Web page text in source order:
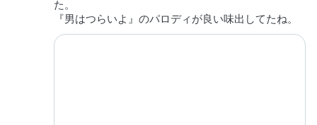
た。
『男はつらいよ』のパロディが良い味出してたね。